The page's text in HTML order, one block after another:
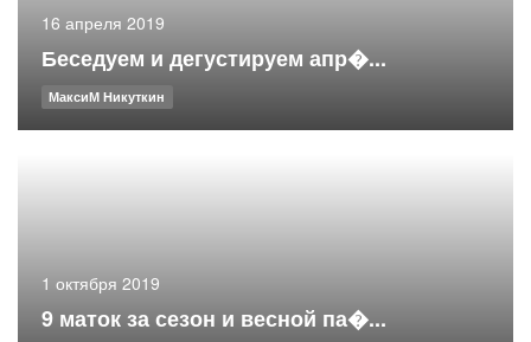
16 апреля 2019
Беседуем и дегустируем апр�...
МаксиМ Никуткин
1 октября 2019
9 маток за сезон и весной па�...